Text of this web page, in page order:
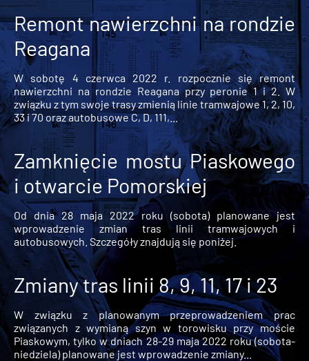
Remont nawierzchni na rondzie
Reagana
W sobotę 4 czerwca 2022 r. rozpocznie się remont
nawierzchni na rondzie Reagana przy peronie 1 i 2. W
związku z tym swoje trasy zmienią linie tramwajowe 1, 2, 10,
33 i 70 oraz autobusowe C, D, 111,...
Zamknięcie mostu Piaskowego
i otwarcie Pomorskiej
Od dnia 28 maja 2022 roku (sobota) planowane jest
wprowadzenie zmian tras linii tramwajowych i
autobusowych. Szczegóły znajdują się poniżej.
Zmiany tras linii 8, 9, 11, 17 i 23
W związku z planowanym przeprowadzeniem prac
związanych z wymianą szyn w torowisku przy moście
Piaskowym, tylko w dniach 28-29 maja 2022 roku (sobota-
niedziela) planowane jest wprowadzenie zmiany...